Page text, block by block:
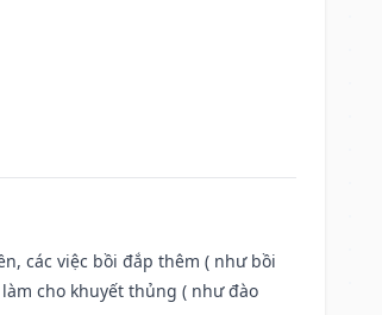
các việc bồi đắp thêm ( như bồi
cho khuyết thủng ( như đào